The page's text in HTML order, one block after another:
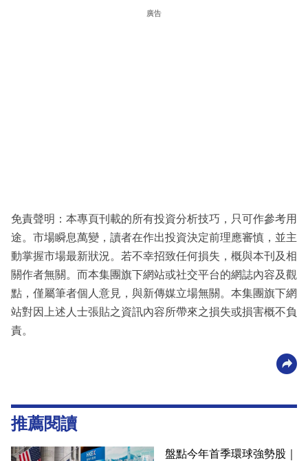
廣告
免責聲明：本專頁刊載的所有投資分析技巧，只可作參考用
途。市場瞬息萬變，讀者在作出投資決定前理應審慎，並主
動掌握市場最新狀況。若不幸招致任何損失，概與本刊及相
關作者無關。而本集團旗下網站或社交平台的網誌內容及觀
點，僅屬筆者個人意見，與新傳媒立場無關。本集團旗下網
站對因上述人士張貼之資訊內容所帶來之損失或損害概不負
責。
推薦閱讀
盤點今年首季環球強勢股｜